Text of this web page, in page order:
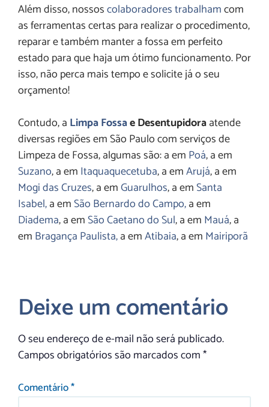
Além disso, nossoscolaboradores trabalhamcom
as ferramentas certas para realizar o procedimento,
reparar e também manter a fossa em perfeito
estado para que haja um ótimo funcionamento. Por
isso, não perca mais tempo e solicite já o seu
orçamento!
Contudo, a Limpa Fossae Desentupidoraatende
diversas regiões em São Paulo com serviços de
Limpeza de Fossa, algumas são: a em Poá, a em
Suzano, a em Itaquaquecetuba, a emArujá, a em
Mogi das Cruzes, a emGuarulhos, a emSanta
Isabel,a emSão Bernardo do Campo,a em
Diadema, a emSão Caetano do Sul, a em Mauá, a
em Bragança Paulista,a emAtibaia, a em Mairiporã
Deixe um comentário
O seu endereço de e-mail não será publicado.
Campos obrigatórios são marcados com*
Comentário*